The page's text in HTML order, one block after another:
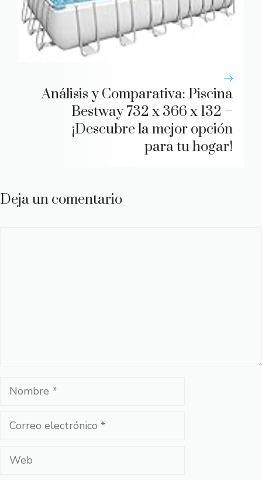
Análisis y Comparativa: Piscina
Bestway 732 x 366 x 132 –
¡Descubre la mejor opción
para tu hogar!
Deja un comentario
Nombre
Correo
Web